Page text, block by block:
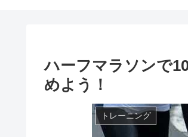
ハーフマラソンで
めよう！
トレーニング